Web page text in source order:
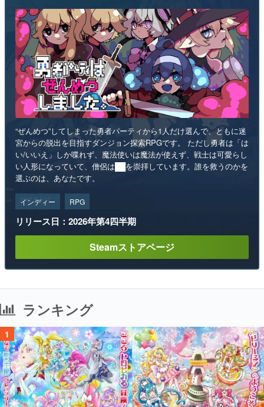
“ぜんめつ”してしまった勇者パーティから1人だけ選んで、ともに迷
宮からの脱出を目指すダンジョン探索RPGです。 ただし勇者は「は
い/いいえ」しか喋れず、魔法使いは魔法が使えず、戦士は可愛らし
い人形になっていて、僧侶は██を崇拝しています。誰を救うのかを
選ぶのは、あなたです。
インディー RPG
リリース日：2026年第4四半期
Steamストアページ
ランキング
1